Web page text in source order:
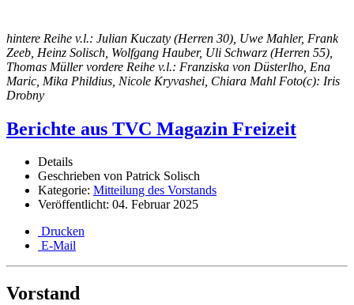
hintere Reihe v.l.: Julian Kuczaty (Herren 30), Uwe Mahler, Frank
Zeeb, Heinz Solisch, Wolfgang Hauber, Uli Schwarz (Herren 55),
Thomas Müller vordere Reihe v.l.: Franziska von Düsterlho, Ena
Maric, Mika Phildius, Nicole Kryvashei, Chiara Mahl Foto(c): Iris
Drobny
Berichte aus TVC Magazin Freizeit
Details
Geschrieben von Patrick Solisch
Kategorie: Mitteilung des Vorstands
Veröffentlicht: 04. Februar 2025
Drucken
E-Mail
Vorstand